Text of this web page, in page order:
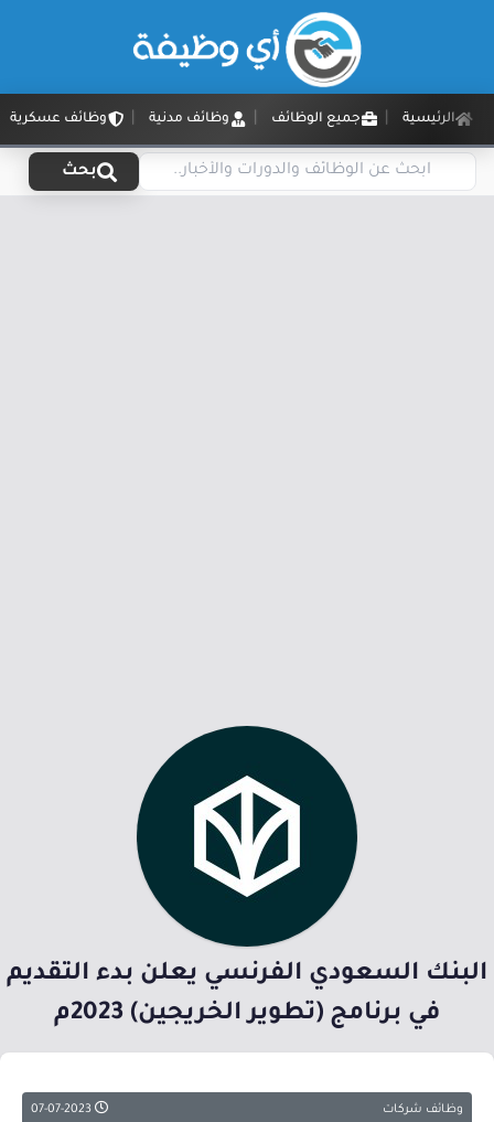
الرئيسية جميع الوظائف وظائف مدنية وظائف عسكرية
بحث
البنك السعودي الفرنسي يعلن بدء التقديم
في برنامج (تطوير الخريجين) 2023م
وظائف شركات